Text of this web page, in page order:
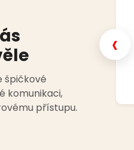
špičkové
komunikaci,
přístupu.
‹